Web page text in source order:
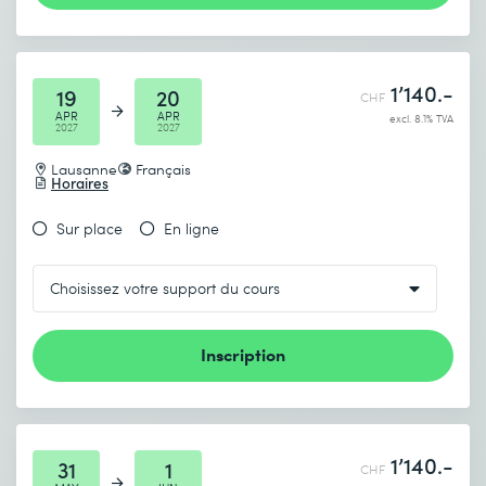
19
APR
2027
20
APR
2027
Lausanne Français
Horaires
CHF 1’140.-
excl. 8.1% TVA
Sur place En ligne
Inscription
31 1 CHF 1’140.-